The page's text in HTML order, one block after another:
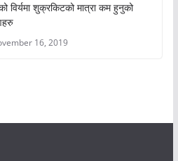
विर्यमा शुक्रकिटको मात्रा कम हुनुको
16, 2019